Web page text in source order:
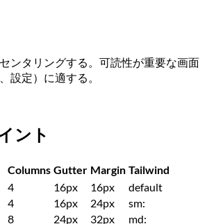
ンタリングする。可読性が重要な画面
設定）に適する。
ント
Columns Gutter Margin Tailwind
4 16px 16px
default
4 16px 24px
sm:
8 24px 32px
md: